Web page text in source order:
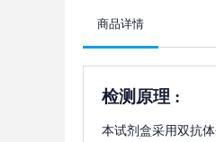
商品详情
检测原理 :
本试剂盒采用双抗